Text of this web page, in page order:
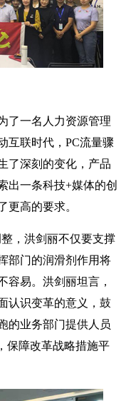
了一名人力资源管理
互联时代，PC流量骤
了深刻的变化，产品
出一条科技+媒体的创
更高的要求。
，洪剑丽不仅要支撑
部门的润滑剂作用将
容易。洪剑丽坦言，
认识变革的意义，鼓
的业务部门提供人员
保障改革战略措施平